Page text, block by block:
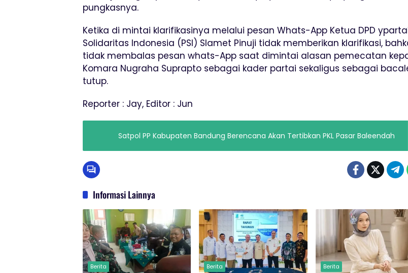
pungkasnya.
Ketika di mintai klarifikasinya melalui pesan Whats-App Ketua DPD
Solidaritas Indonesia (PSI) Slamet Pinuji tidak memberikan klarifikasi,
tidak membalas pesan whats-App saat dimintai alasan pemecatan
Komara Nugraha Suprapto sebagai kader partai sekaligus sebagai
tutup.
Reporter : Jay, Editor : Jun
Satpol PP Kabupaten Bandung Berencana Akan Tertibkan PKL Pasar Baleendah
Informasi Lainnya
Berita Berita Berita